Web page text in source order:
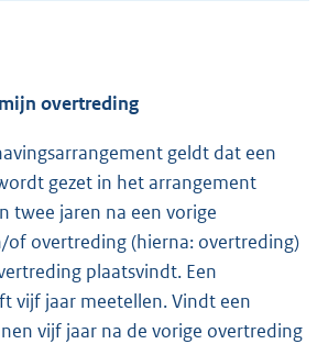
overtreding
geldt dat een
gezet in het arrangement
twee jaren na een vorige
of overtreding (hierna: overtreding)
plaatsvindt. Een
vijf jaar meetellen. Vindt een
vijf jaar na de vorige overtreding